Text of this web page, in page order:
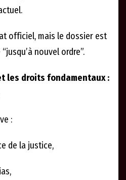
officiel, mais le dossier est
nouvel ordre”.
les droits fondamentaux :
:
de la justice,